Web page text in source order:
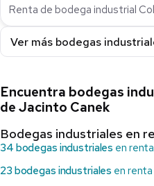
Renta de bodega industrial
Ver más bodegas
Encuentra bodegas
de Jacinto Canek
Bodegas industriales en
34 bodegas industriales en
23 bodegas industriales en